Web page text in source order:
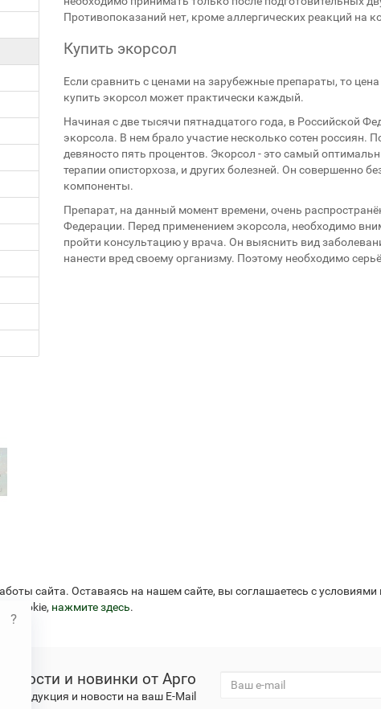
Противопоказаний нет, кроме аллергических реакций на
Купить экорсол
Если сравнить с ценами на зарубежные препараты, то
купить экорсол может практически каждый.
Начиная с две тысячи пятнадцатого года, в Российской
экорсола. В нем брало участие несколько сотен россиян.
девяносто пять процентов. Экорсол - это самый
терапии описторхоза, и других болезней. Он совершенно
компоненты.
Препарат, на данный момент времени, очень
Федерации. Перед применением экорсола, необходимо
пройти консультацию у врача. Он выяснить вид
нанести вред своему организму. Поэтому необходимо
сайта. Оставаясь на нашем сайте, вы соглашаетесь с
cookie, нажмите здесь.
Новости и новинки от Арго
продукция и новости на ваш E-Mail
?